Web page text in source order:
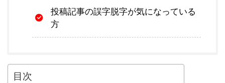
投稿記事の誤字脱字が気になっている
方
目次